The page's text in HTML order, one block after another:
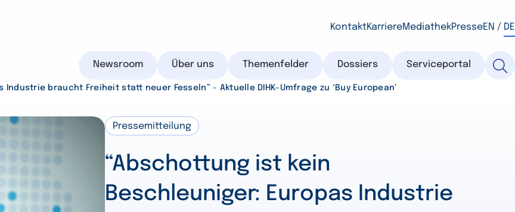
KontaktKarriereMediathekPresseEN / DE
Newsroom Über uns Themenfelder Dossiers Serviceportal
braucht Freiheit statt neuer Fesseln” - Aktuelle DIHK-Umfrage zu ‘Buy European’
Pressemitteilung
“Abschottung ist kein
Beschleuniger: Europas Industrie